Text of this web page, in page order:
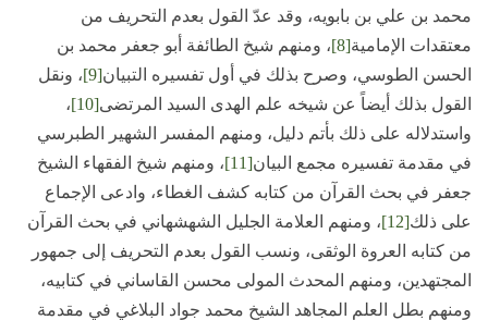
محمد بن علي بن بابويه، وقد عدّ القول بعدم التحريف من
معتقدات الإمامية[8]
، ومنهم شيخ الطائفة أبو جعفر محمد بن
الحسن الطوسي، وصرح بذلك في أول تفسيره التبيان[9]
، ونقل
القول بذلك أيضاً عن شيخه علم الهدى السيد المرتضى[10]
،
واستدلاله على ذلك بأتم دليل، ومنهم المفسر الشهير الطبرسي
في مقدمة تفسيره مجمع البيان[11]
، ومنهم شيخ الفقهاء الشيخ
جعفر في بحث القرآن من كتابه كشف الغطاء، وادعى الإجماع
على ذلك[12]
، ومنهم العلامة الجليل الشهشهاني في بحث القرآن
من كتابه العروة الوثقى، ونسب القول بعدم التحريف إلى جمهور
المجتهدين، ومنهم المحدث المولى محسن القاساني في كتابيه،
ومنهم بطل العلم المجاهد الشيخ محمد جواد البلاغي في مقدمة